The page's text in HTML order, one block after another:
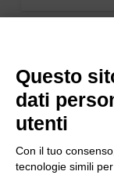
Questo
dati
utenti
Con il tuo
tecnologie simili